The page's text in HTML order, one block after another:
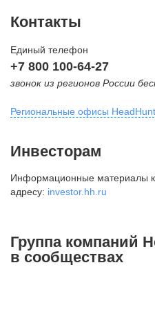
Контакты
Единый телефон
+7 800 100-64-27
звонок из регионов России
Региональные офисы
внутригородская территория
Муниципальный округ
2-я Брестская ул., д. 48,
+7 495 980-64-27
Инвесторам
Информационные материалы
адресу: investor.hh.ru
Группа компаний
в сообществах